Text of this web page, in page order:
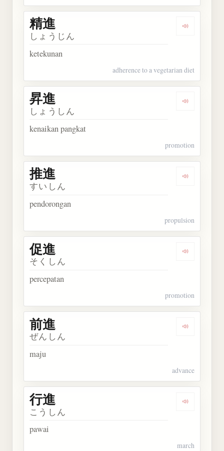
Dengarkan
精進
しょうじん
ketekunan
adherence to a vegetarian diet
Dengarkan
昇進
しょうしん
kenaikan pangkat
promotion
Dengarkan
推進
すいしん
pendorongan
propulsion
Dengarkan
促進
そくしん
percepatan
promotion
Dengarkan
前進
ぜんしん
maju
advance
Dengarkan
行進
こうしん
pawai
march